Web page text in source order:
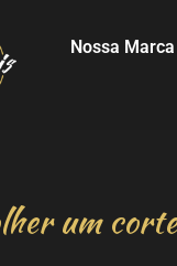
Nossa Marca
um